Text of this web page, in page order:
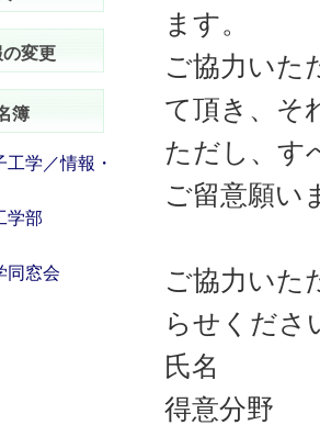
ます。
ご協力いた
て頂き、そ
ただし、す
ご留意願い
ご協力いた
らせくださ
氏名
得意分野
変更
簿
学／情報・
学部
同窓会